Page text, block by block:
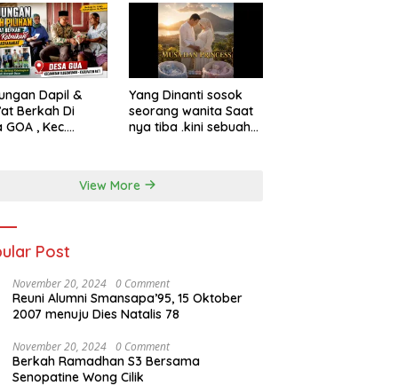
bagi seluruh masyarakatnya.
sinergi dan kolaborasi yang telah
semakin kuat demi mewujudkan
yang berkelanjutan. Dirgahayu
Pati ke-703. Salam sedulur Pati
Facebook
Dapil &
Berkah Di
GOA , Kec.
Yang Dinanti sosok
seorang wanita Saat
nya tiba .kini sebuah
Sugiarto menciptakan
View More
Post
November 20, 2024 0 Comment
Reuni Alumni Smansapa’95, 15 Oktober
2007 menuju Dies Natalis 78
November 20, 2024 0 Comment
Berkah Ramadhan S3 Bersama
Senopatine Wong Cilik